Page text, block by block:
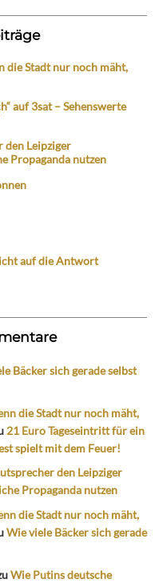
die Stadt nur noch mäht,
auf 3sat – Sehenswerte
den Leipziger
Propaganda nutzen
auf die Antwort
Bäcker sich gerade selbst
die Stadt nur noch mäht,
21 Euro Tageseintritt für ein
spielt mit dem Feuer!
den Leipziger
Propaganda nutzen
die Stadt nur noch mäht,
Wie viele Bäcker sich gerade
Wie Putins deutsche